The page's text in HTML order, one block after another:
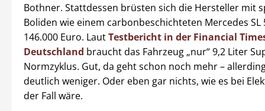
Bothner. Stattdessen brüsten sich die Hersteller mit
Boliden wie einem carbonbeschichteten Mercedes
146.000 Euro. LautTestbericht in der Financial
Deutschland braucht das Fahrzeug „nur“ 9,2 Liter
Normzyklus. Gut, da geht schon noch mehr –
deutlich weniger. Oder eben gar nichts, wie es bei
der Fall wäre.